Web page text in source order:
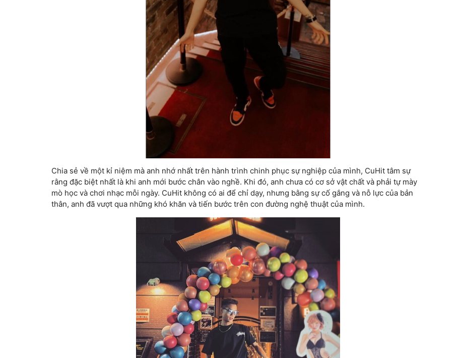
Chia sẻ về một kỉ niệm mà anh nhớ nhất trên hành trình chinh phục sự nghiệp của mình, CuHit tâm sự
rằng đặc biệt nhất là khi anh mới bước chân vào nghề. Khi đó, anh chưa có cơ sở vật chất và phải tự mày
mò học và chơi nhạc mỗi ngày. CuHit không có ai để chỉ dạy, nhưng bằng sự cố gắng và nỗ lực của bản
thân, anh đã vượt qua những khó khăn và tiến bước trên con đường nghệ thuật của mình.